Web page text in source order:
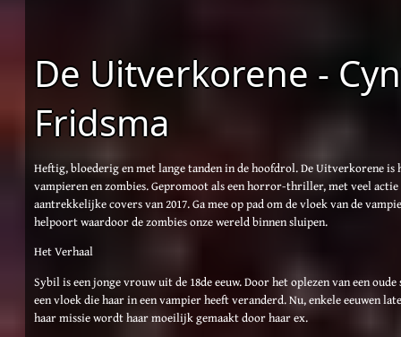
De Uitverkorene -
Fridsma
Heftig, bloederig en met lange tanden in de hoofdrol. De Uitverkorene is
vampieren en zombies. Gepromoot als een horror-thriller, met veel actie
aantrekkelijke covers van 2017. Ga mee op pad om de vloek van de
helpoort waardoor de zombies onze wereld binnen sluipen.
Het Verhaal
Sybil is een jonge vrouw uit de 18de eeuw. Door het oplezen van een
een vloek die haar in een vampier heeft veranderd. Nu, enkele eeuwen
haar missie wordt haar moeilijk gemaakt door haar ex.